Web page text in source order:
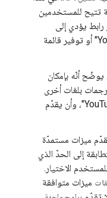
تتيح للمستخدمين
رابط يؤدي إلى
"استوديو صنّاع المحتوى في YouTube" أو توفير قائمة
يوضّح أنّه بإمكان
بلغات أخرى
في "استوديو صنّاع المحتوى في YouTube"، وأن يقدّم
ميزات مستمدّة
إلى الحدّ الذي
الاختيار.
ميزات متوافقة